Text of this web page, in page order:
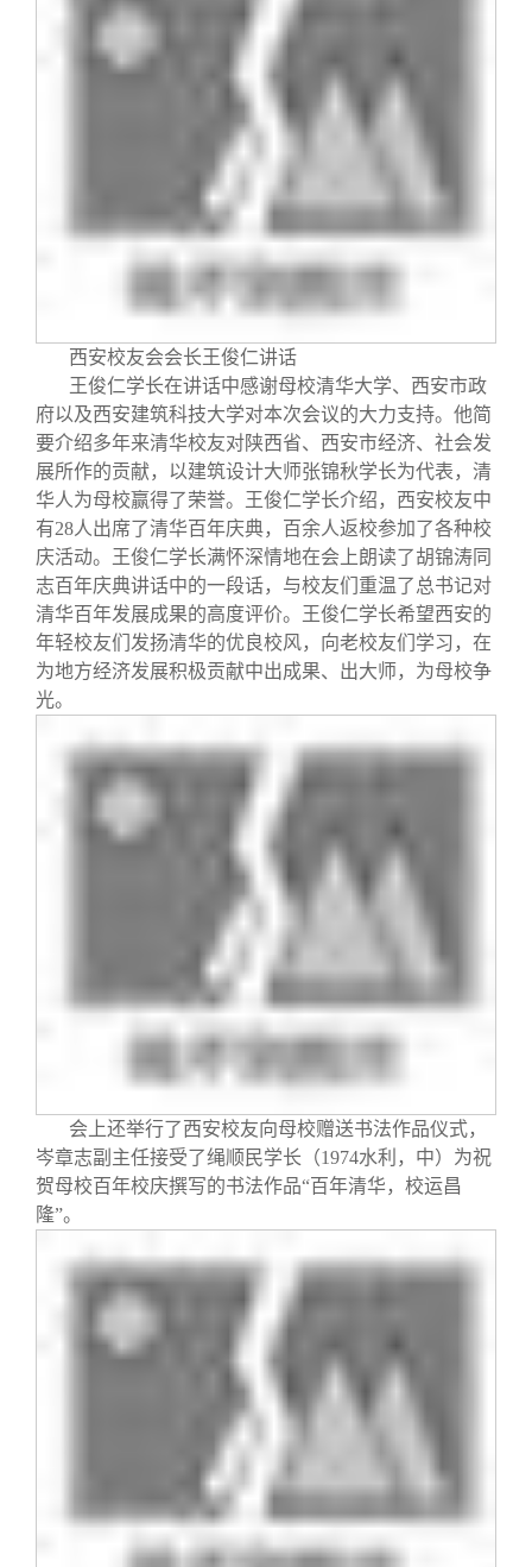
西安校友会会长王俊仁讲话
王俊仁学长在讲话中感谢母校清华大学、西安市政
府以及西安建筑科技大学对本次会议的大力支持。他简
要介绍多年来清华校友对陕西省、西安市经济、社会发
展所作的贡献，以建筑设计大师张锦秋学长为代表，清
华人为母校赢得了荣誉。王俊仁学长介绍，西安校友中
有28人出席了清华百年庆典，百余人返校参加了各种校
庆活动。王俊仁学长满怀深情地在会上朗读了胡锦涛同
志百年庆典讲话中的一段话，与校友们重温了总书记对
清华百年发展成果的高度评价。王俊仁学长希望西安的
年轻校友们发扬清华的优良校风，向老校友们学习，在
为地方经济发展积极贡献中出成果、出大师，为母校争
光。
会上还举行了西安校友向母校赠送书法作品仪式，
岑章志副主任接受了绳顺民学长（1974水利，中）为祝
贺母校百年校庆撰写的书法作品“百年清华，校运昌
隆”。